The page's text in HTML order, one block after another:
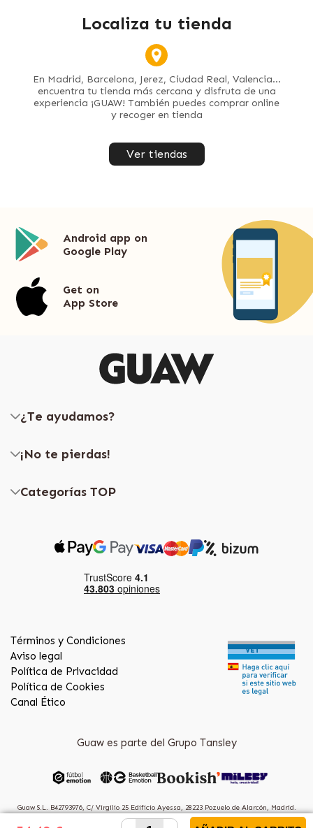
Localiza tu tienda
En Madrid, Barcelona, Jerez, Ciudad Real, Valencia...
encuentra tu tienda más cercana y disfruta de una
experiencia ¡GUAW! También puedes comprar online
y recoger en tienda
Ver tiendas
Android app on
Google Play
Get on
App Store
¿Te ayudamos?
¡No te pierdas!
Categorías TOP
Términos y Condiciones
Aviso legal
Política de Privacidad
Política de Cookies
Canal Ético
Guaw es parte del Grupo Tansley
Guaw S.L. B42793976, C/ Virgilio 25 Edificio Ayessa, 28223 Pozuelo de Alarcón, Madrid.
(Spain)